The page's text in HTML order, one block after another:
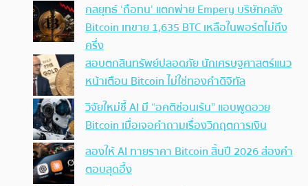
กลยุทธ์ ‘ถือทน’ แตกพ่าย Empery บริษัทคลัง
Bitcoin เทขาย 1,635 BTC เหลือในพอร์ตไม่ถึง
ครึ่ง
สอบตกสินทรัพย์ปลอดภัย นักเศรษฐศาสตร์แนว
หน้าเตือน Bitcoin ไม่ใช่ทองคำดิจิทัล
วิจัยใหม่ชี้ AI มี “อคติซ่อนเร้น” แอบพูดอวย
Bitcoin เมื่อเจอคำถามเรื่องวิกฤตการเงิน
ลองให้ AI ทายราคา Bitcoin สิ้นปี 2026 ส่องคำ
ตอบสุดอึ้ง